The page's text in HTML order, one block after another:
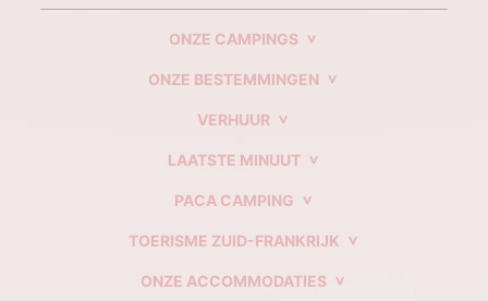
ONZE CAMPINGS
ONZE BESTEMMINGEN
VERHUUR
LAATSTE MINUUT
PACA CAMPING
TOERISME ZUID-FRANKRIJK
ONZE ACCOMMODATIES